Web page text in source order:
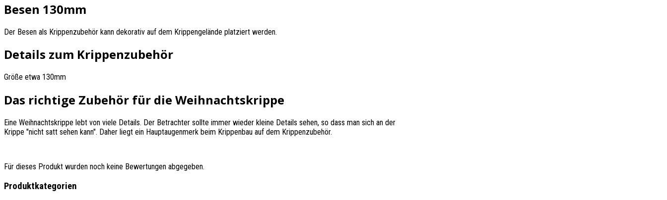
Besen 130mm
Der Besen als Krippenzubehör kann dekorativ auf dem Krippengelände platziert werden.
Details zum Krippenzubehör
Größe etwa 130mm
Das richtige Zubehör für die Weihnachtskrippe
Eine Weihnachtskrippe lebt von viele Details. Der Betrachter sollte immer wieder kleine Details sehen, so dass man sich an der
Krippe "nicht satt sehen kann". Daher liegt ein Hauptaugenmerk beim Krippenbau auf dem Krippenzubehör.
Für dieses Produkt wurden noch keine Bewertungen abgegeben.
Produktkategorien